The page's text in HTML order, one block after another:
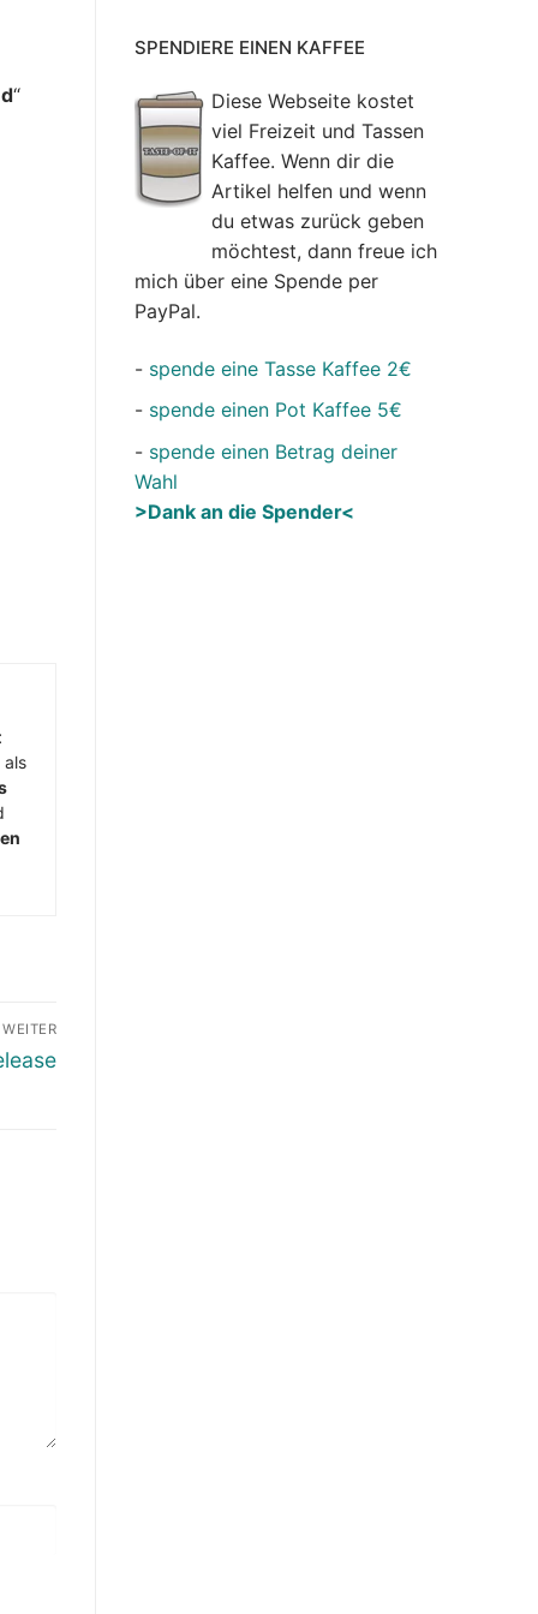
“
WEITER
SPENDIERE EINEN KAFFEE
Diese Webseite kostet
viel Freizeit und Tassen
Kaffee. Wenn dir die
Artikel helfen und wenn
du etwas zurück geben
möchtest, dann freue ich
mich über eine Spende per
PayPal.
- spende eine Tasse Kaffee 2€
- spende einen Pot Kaffee 5€
- spende einen Betrag deiner
Wahl
>Dank an die Spender<